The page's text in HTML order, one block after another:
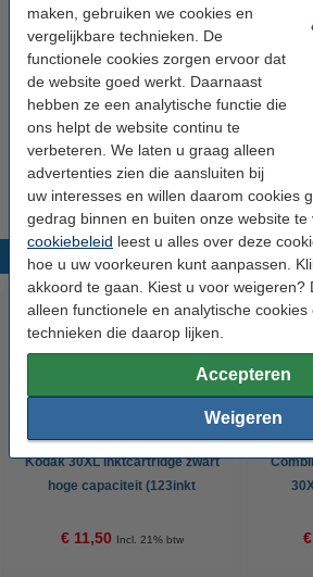
maken, gebruiken we cookies en
vergelijkbare technieken. De
functionele cookies zorgen ervoor dat
de website goed werkt. Daarnaast
hebben ze een analytische functie die
ons helpt de website continu te
verbeteren. We laten u graag alleen
advertenties zien die aansluiten bij
uw interesses en willen daarom cookies
gedrag binnen en buiten onze website te
cookiebeleid leest u alles over deze
hoe u uw voorkeuren kunt aanpassen.
akkoord te gaan. Kiest u voor weigeren?
alleen functionele en analytische
technieken die daarop lijken.
Accepteren
Weigeren
Tip: complete set bestellen
Combinatie aanbieding: Kodak
30XL kleur (123inkt huismerk)
€ 27,50
Tip
Wij adviseren u om deze cartridge i.p.v. de
nemen.
Populaire
Kodak 30XL inktcartridge zwart
hoge capaciteit (123inkt
€ 11,50 Incl. 21% btw